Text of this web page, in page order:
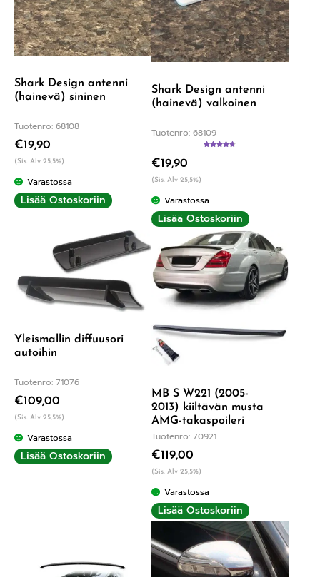
Shark Design antenni
(hainevä) sininen
Tuotenro: 68108
€19,90
(Sis. Alv 25,5%)
Varastossa
Lisää Ostoskoriin
Shark Design antenni
(hainevä) valkoinen
Tuotenro: 68109
€19,90
(Sis. Alv 25,5%)
Varastossa
Lisää Ostoskoriin
Yleismallin diffuusori
autoihin
Tuotenro: 71076
€109,00
(Sis. Alv 25,5%)
Varastossa
Lisää Ostoskoriin
MB S W221 (2005-
2013) kiiltävän musta
AMG-takaspoileri
Tuotenro: 70921
€119,00
(Sis. Alv 25,5%)
Varastossa
Lisää Ostoskoriin